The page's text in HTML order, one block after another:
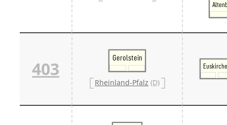
Weitere
Polen
403
Gerolstein
Rheinland-Pfalz (D)